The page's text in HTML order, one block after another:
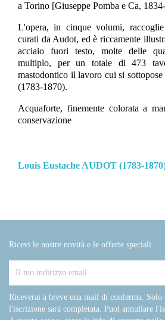
a Torino [Giuseppe Pomba e Ca,
L'opera, in cinque volumi,
curati da Audot, ed è riccamente
acciaio fuori testo, molte delle
multiplo, per un totale di 473
mastodontico il lavoro cui si
(1783-1870).
Acquaforte, finemente colorata a
conservazione
Louis Eustache AUDOT (1783-
Ricevi le nostre novità e le offerte speciali
Riceverai a breve una mail di conferma. Solo
l'iscrizione sarà completata. Puoi annullare